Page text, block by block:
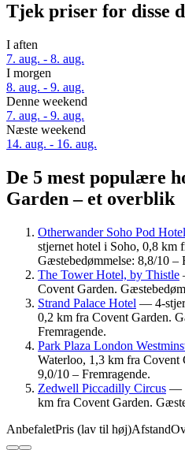
Tjek priser for disse
I aften
7. aug. - 8. aug.
I morgen
8. aug. - 9. aug.
Denne weekend
7. aug. - 9. aug.
Næste weekend
14. aug. - 16. aug.
De 5 mest populære
Garden – et overblik
Otherwander Soho Pod
stjernet hotel i Soho, 0,8 km
Gæstebedømmelse: 8,8/10 –
The Tower Hotel, by Thistle
Covent Garden.
Strand Palace Hotel — 4-
0,2 km fra Covent Garden.
Fremragende.
Park Plaza London
Waterloo, 1,3 km fra Covent
9,0/10 – Fremragende.
Zedwell Piccadilly Circus —
km fra Covent Garden.
AnbefaletPris (lav til høj)Afstand